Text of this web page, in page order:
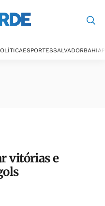
ESPORTESSALVADORBAHIA
vitórias e